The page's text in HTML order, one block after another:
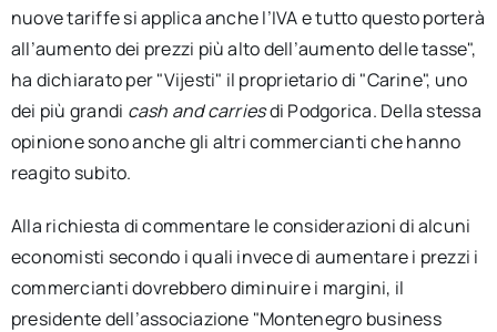
nuove tariffe si applica anche l’IVA e tutto questo porterà
all’aumento dei prezzi più alto dell’aumento delle tasse",
ha dichiarato per "Vijesti" il proprietario di "Carine", uno
dei più grandi cash and carriesdi Podgorica. Della stessa
opinione sono anche gli altri commercianti che hanno
reagito subito.
Alla richiesta di commentare le considerazioni di alcuni
economisti secondo i quali invece di aumentare i prezzi i
commercianti dovrebbero diminuire i margini, il
presidente dell’associazione "Montenegro business